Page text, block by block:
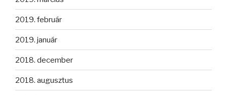
2019. február
2019. január
2018. december
2018. augusztus